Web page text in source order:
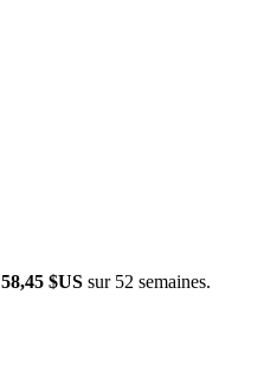
58,45 $US sur 52 semaines.